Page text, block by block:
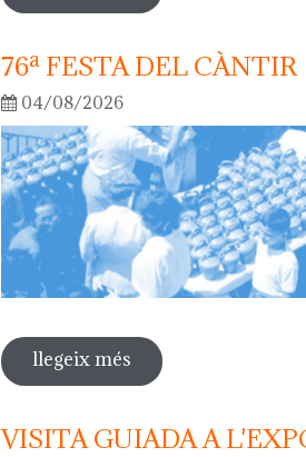
76ª FESTA DEL CÀNTIR
04/08/2026
llegeix més sobre 76ª festa del
VISITA GUIADA A